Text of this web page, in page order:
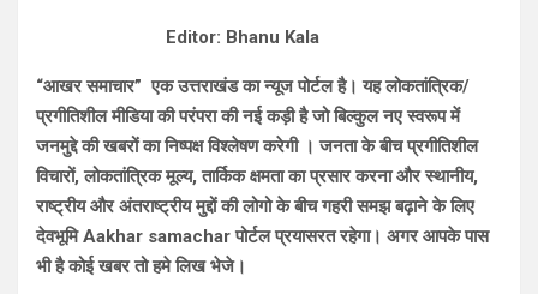
Editor: Bhanu Kala
“आखर समाचार” एक उत्तराखंड का न्यूज पोर्टल है। यह लोकतांत्रिक/
प्रगीतिशील मीडिया की परंपरा की नई कड़ी है जो बिल्कुल नए स्वरूप में
जनमुद्दे की खबरों का निष्पक्ष विश्लेषण करेगी । जनता के बीच प्रगीतिशील
विचारों, लोकतांत्रिक मूल्य, तार्किक क्षमता का प्रसार करना और स्थानीय,
राष्ट्रीय और अंतराष्ट्रीय मुद्दों की लोगो के बीच गहरी समझ बढ़ाने के लिए
देवभूमि Aakhar samachar पोर्टल प्रयासरत रहेगा। अगर आपके पास
भी है कोई खबर तो हमे लिख भेजे।